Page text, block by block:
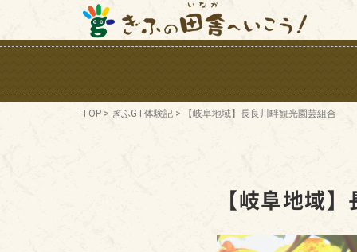
TOP > ぎふGT体験記 > 【岐阜地域】長良川畔観光園芸組合
【岐阜地域